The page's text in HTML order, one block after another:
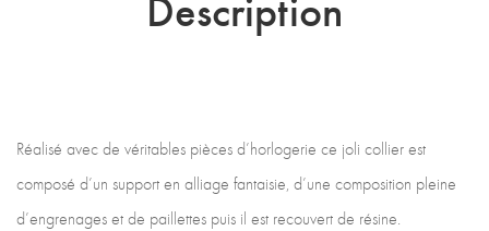
Réalisé avec de véritables pièces d’horlogerie ce joli collier est
composé d’un support en alliage fantaisie, d’une composition pleine
d’engrenages et de paillettes puis il est recouvert de résine.